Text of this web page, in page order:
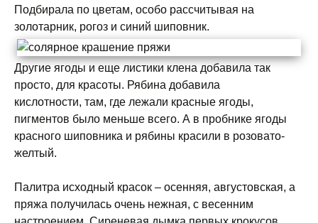
Подбирала по цветам, особо рассчитывая на
золотарник, рогоз и синий шиповник.
Другие ягоды и еще листики клена добавила так
просто, для красоты. Рябина добавила
кислотности, там, где лежали красные ягоды,
пигментов было меньше всего. А в пробнике ягоды
красного шиповника и рябины красили в розовато-
желтый.
Палитра исходный красок – осенняя, августовская, а
пряжа получилась очень нежная, с весенним